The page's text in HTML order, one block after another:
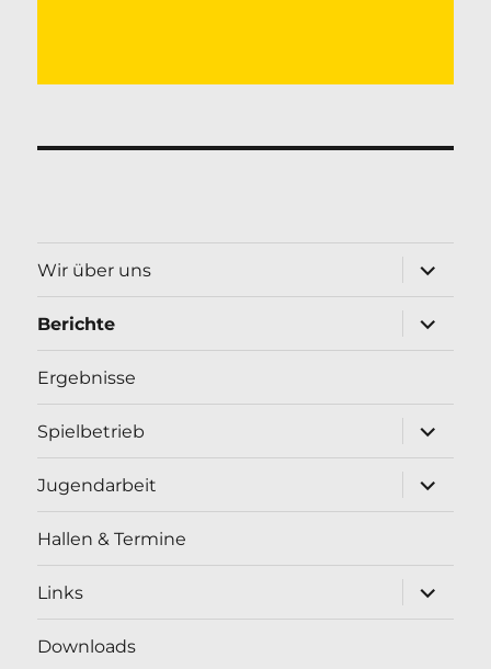
Wir über uns
öffnen
Berichte
öffnen
Ergebnisse
Spielbetrieb
öffnen
Jugendarbeit
öffnen
Hallen & Termine
Links
öffnen
Downloads